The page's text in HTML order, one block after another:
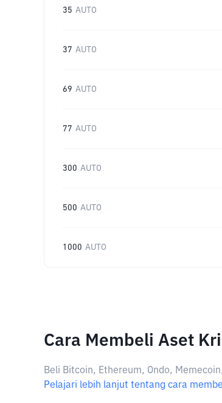
35 AUTO
37 AUTO
69 AUTO
77 AUTO
300 AUTO
500 AUTO
1000 AUTO
Cara Membeli Aset
Beli Bitcoin, Ethereum, Ondo,
Pelajari lebih lanjut tentang cara